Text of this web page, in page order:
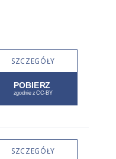
SZCZEGÓŁY
SZCZEGÓŁY